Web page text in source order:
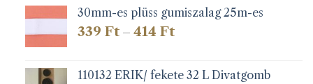
30mm-es plüss gumiszalag 25m-es
339 Ft – 414 FtÁrtartomány:
414 Ft
110132 ERIK/ fekete 32 L Divatgomb